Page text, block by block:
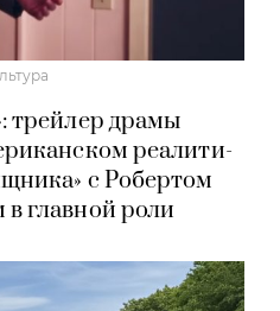
трейлер драмы
реалити-
с Робертом
главной роли